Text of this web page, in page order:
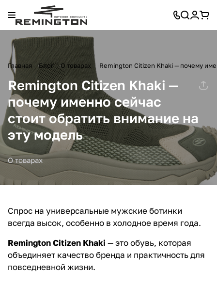
Главная Блог О товарах Remington Citizen Khaki — почему
Remington Citizen Khaki —
почему именно сейчас
стоит обратить внимание на
эту модель
О товарах
Спрос на универсальные мужские ботинки
всегда высок, особенно в холодное время года.
Remington Citizen Khaki — это обувь, которая
объединяет качество бренда и практичность для
повседневной жизни.